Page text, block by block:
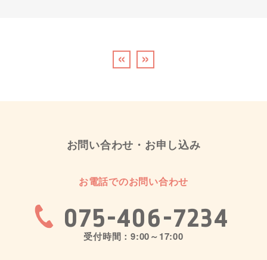
« »
お問い合わせ・お申し込み
お電話でのお問い合わせ
075-406-7234
受付時間：9:00～17:00